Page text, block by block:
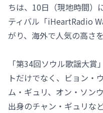
ちは、10日（現地時間）
ティバル「iHeartRadio
がり、海外で人気の高さ
「第34回ソウル歌謡大
トだけでなく、ビョン・
ム・ギュリ、オン・ソン
出身のチャン・ギュリな